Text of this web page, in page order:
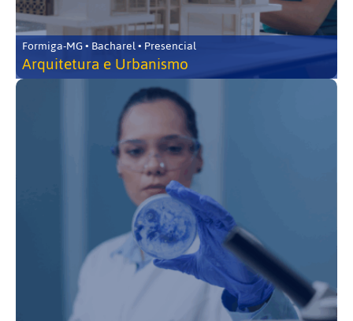
Formiga-MG • Bacharel • Presencial
Arquitetura e Urbanismo